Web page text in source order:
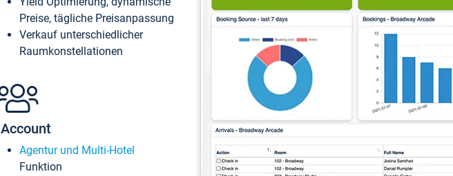
Preise, tägliche Preisanpassung
Verkauf unterschiedlicher
Raumkonstellationen
Account
Agentur und Multi-Hotel
Funktion